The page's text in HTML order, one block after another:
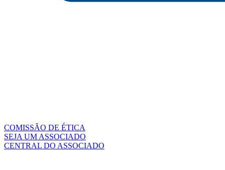
COMISSÃO DE ÉTICA
SEJA UM ASSOCIADO
CENTRAL DO ASSOCIADO